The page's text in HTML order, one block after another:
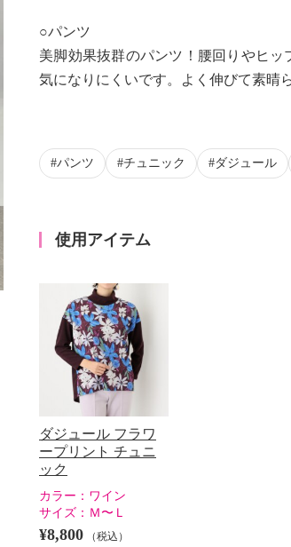
○パンツ
美脚効果抜群のパンツ！腰回りやヒ
気になりにくいです。よく伸びて素晴
パンツ チュニック ダジュール
使用アイテム
ダジュール フラワ
ープリント チュニ
ック
カラー： ワイン
サイズ： Ｍ〜Ｌ
¥8,800 （税込）